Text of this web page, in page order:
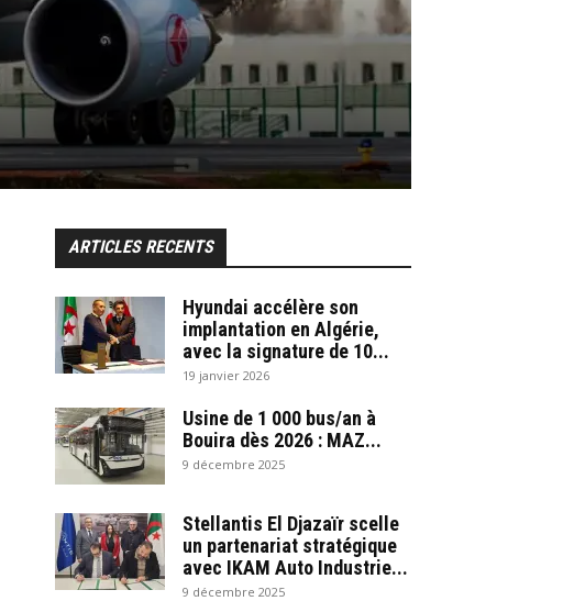
ARTICLES RECENTS
Hyundai accélère son
implantation en Algérie,
avec la signature de 10...
19 janvier 2026
Usine de 1 000 bus/an à
Bouira dès 2026 : MAZ...
9 décembre 2025
Stellantis El Djazaïr scelle
un partenariat stratégique
avec IKAM Auto Industrie...
9 décembre 2025